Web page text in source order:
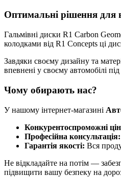
Оптимальні рішення для
Гальмівні диски R1 Carbon
колодками від R1 Concepts ці
Завдяки своєму дизайну та
впевнені у своєму автомобілі під
Чому обирають нас?
У нашому інтернет-магазині
Конкурентоспроможні
Професійна консультація:
Гарантія якості: Вся
Не відкладайте на потім —
підвищити вашу безпеку на